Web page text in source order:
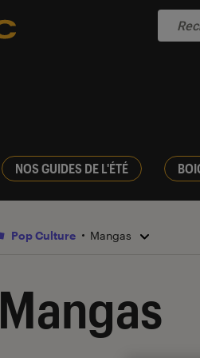
NOS GUIDES DE L'ÉTÉ
Pop Culture Mangas
Mangas